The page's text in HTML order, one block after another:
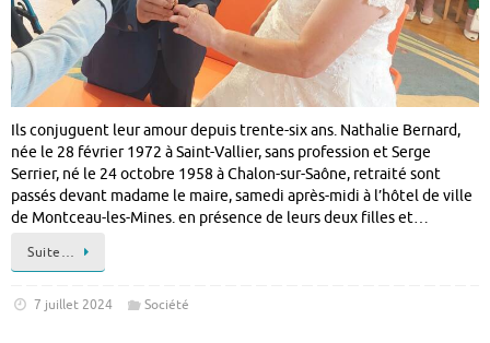
Ils conjuguent leur amour depuis trente-six ans. Nathalie Bernard,
née le 28 février 1972 à Saint-Vallier, sans profession et Serge
Serrier, né le 24 octobre 1958 à Chalon-sur-Saône, retraité sont
passés devant madame le maire, samedi après-midi à l’hôtel de ville
de Montceau-les-Mines. en présence de leurs deux filles et…
Suite…
7 juillet 2024 Société